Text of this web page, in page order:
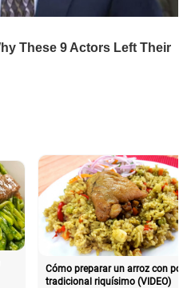
Cómo preparar un arroz con pollo
tradicional riquísimo (VIDEO)